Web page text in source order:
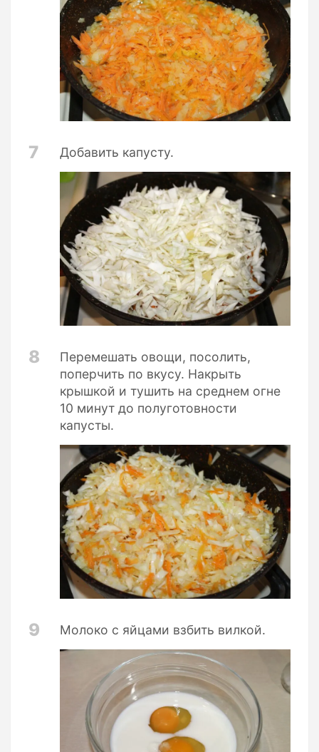
7 Добавить капусту.
8
Перемешать овощи, посолить,
поперчить по вкусу. Накрыть
крышкой и тушить на среднем огне
10 минут до полуготовности
капусты.
9 Молоко с яйцами взбить вилкой.